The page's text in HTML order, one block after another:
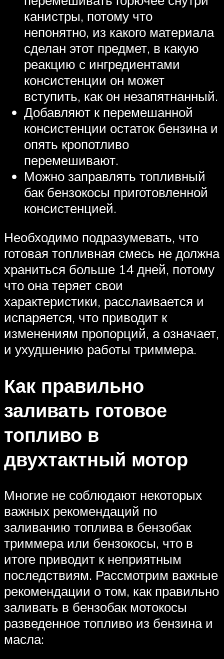
канистры, потому что
непонятно, из какого материала
сделан этот предмет, в какую
реакцию с ингредиентами
консистенции он может
вступить, как он незапятнанный.
Добавляют к перемешанной
консистенции остаток бензина и
опять кропотливо
перемешивают.
Можно заправлять топливный
бак бензокосы приготовленной
консистенцией.
Необходимо подразумевать, что
готовая топливная смесь не должна
храниться больше 14 дней, потому
что она теряет свои
характеристики, расслаивается и
испаряется, что приводит к
изменениям пропорций, а означает,
и ухудшению работы триммера.
Как правильно
заливать готовое
топливо в
двухтактный мотор
Многие не соблюдают некоторых
важных рекомендаций по
заливанию топлива в бензобак
триммера или бензокосы, что в
итоге приводит к неприятным
последствиям. Рассмотрим важные
рекомендации о том, как правильно
заливать в бензобак мотокосы
разведенное топливо из бензина и
масла: